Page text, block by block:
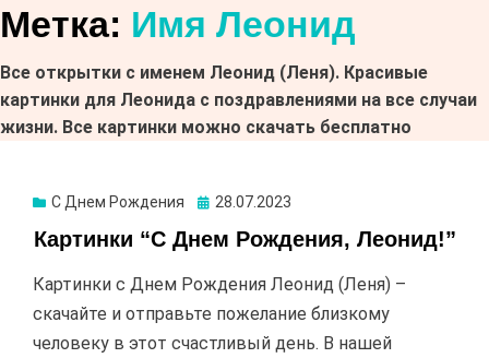
Метка: Имя Леонид
Все открытки с именем Леонид (Леня). Красивые
картинки для Леонида с поздравлениями на все случаи
жизни. Все картинки можно скачать бесплатно
С Днем Рождения Опубликовано
28.07.2023
Картинки “С Днем Рождения, Леонид!”
Картинки с Днем Рождения Леонид (Леня) –
скачайте и отправьте пожелание близкому
человеку в этот счастливый день. В нашей